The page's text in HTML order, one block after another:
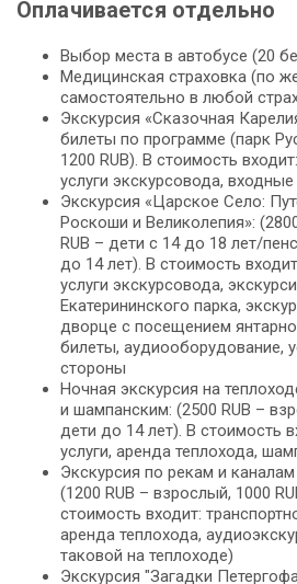
Оплачивается отдельно
Выбор места в автобусе (20
Медицинская страховка (по
самостоятельно в любой
Экскурсия «Сказочная
билеты по программе (парк
1200 RUB). В стоимость
услуги экскурсовода,
Экскурсия «Царское Село:
Роскоши и Великолепия»:
RUB – дети с 14 до 18 лет/
до 14 лет). В стоимость
услуги экскурсовода,
Екатерининского парка,
дворце с посещением
билеты, аудиооборудование,
стороны
Ночная экскурсия на
и шампанским: (2500 RUB –
дети до 14 лет). В стоимость
услуги, аренда теплохода,
Экскурсия по рекам и
(1200 RUB – взрослый, 1000
стоимость входит:
аренда теплохода,
таковой на теплоходе)
Экскурсия "Загадки